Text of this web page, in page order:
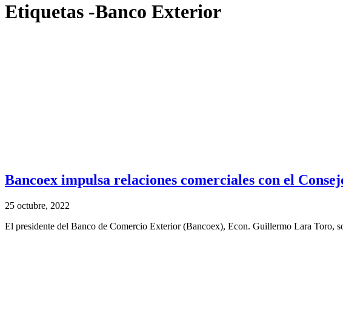
Etiquetas -Banco Exterior
Bancoex impulsa relaciones comerciales con el
25 octubre, 2022
El presidente del Banco de Comercio Exterior (Bancoex), Econ. Guillermo Lara Toro,